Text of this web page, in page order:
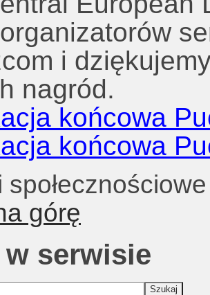
i
nagród.
końcowa
końcowa
społecznościowe
górę
serwisie